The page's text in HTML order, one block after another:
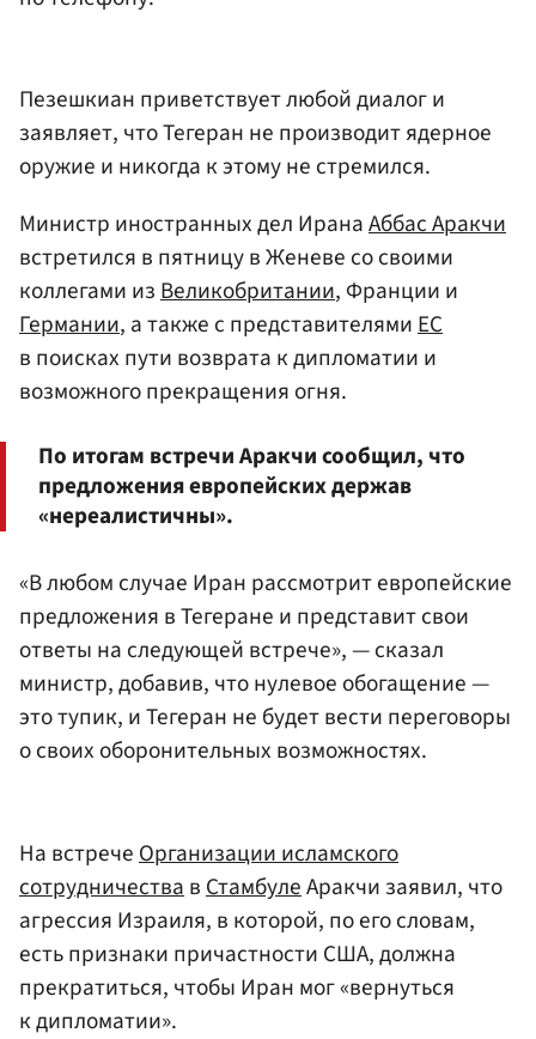
Пезешкиан приветствует любой диалог и
заявляет, что Тегеран не производит ядерное
оружие и никогда к этому не стремился.
Министр иностранных дел ИранаАббас Аракчи
встретился в пятницу в Женеве со своими
коллегами изВеликобритании, Франции и
Германии, а также с представителямиЕС
в поисках пути возврата к дипломатии и
возможного прекращения огня.
По итогам встречи Аракчи сообщил, что
предложения европейских держав
«нереалистичны».
«В любом случае Иран рассмотрит европейские
предложения в Тегеране и представит свои
ответы на следующей встрече», — сказал
министр, добавив, что нулевое обогащение —
это тупик, и Тегеран не будет вести переговоры
о своих оборонительных возможностях.
На встречеОрганизации исламского
сотрудничествавСтамбулеАракчи заявил, что
агрессия Израиля, в которой, по его словам,
есть признаки причастности США, должна
прекратиться, чтобы Иран мог «вернуться
к дипломатии».